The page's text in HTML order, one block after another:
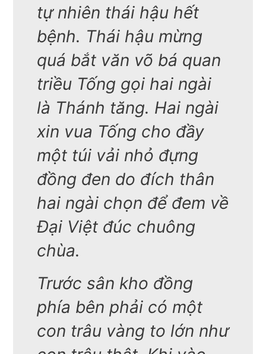
tự nhiên thái hậu hết
bệnh. Thái hậu mừng
quá bắt văn võ bá quan
triều Tống gọi hai ngài
là Thánh tăng. Hai ngài
xin vua Tống cho đầy
một túi vải nhỏ đựng
đồng đen do đích thân
hai ngài chọn để đem về
Đại Việt đúc chuông
chùa.
Trước sân kho đồng
phía bên phải có một
con trâu vàng to lớn như